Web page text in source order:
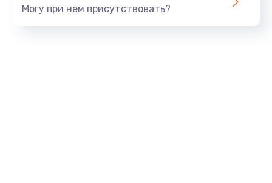
Могу при нем присутствовать?